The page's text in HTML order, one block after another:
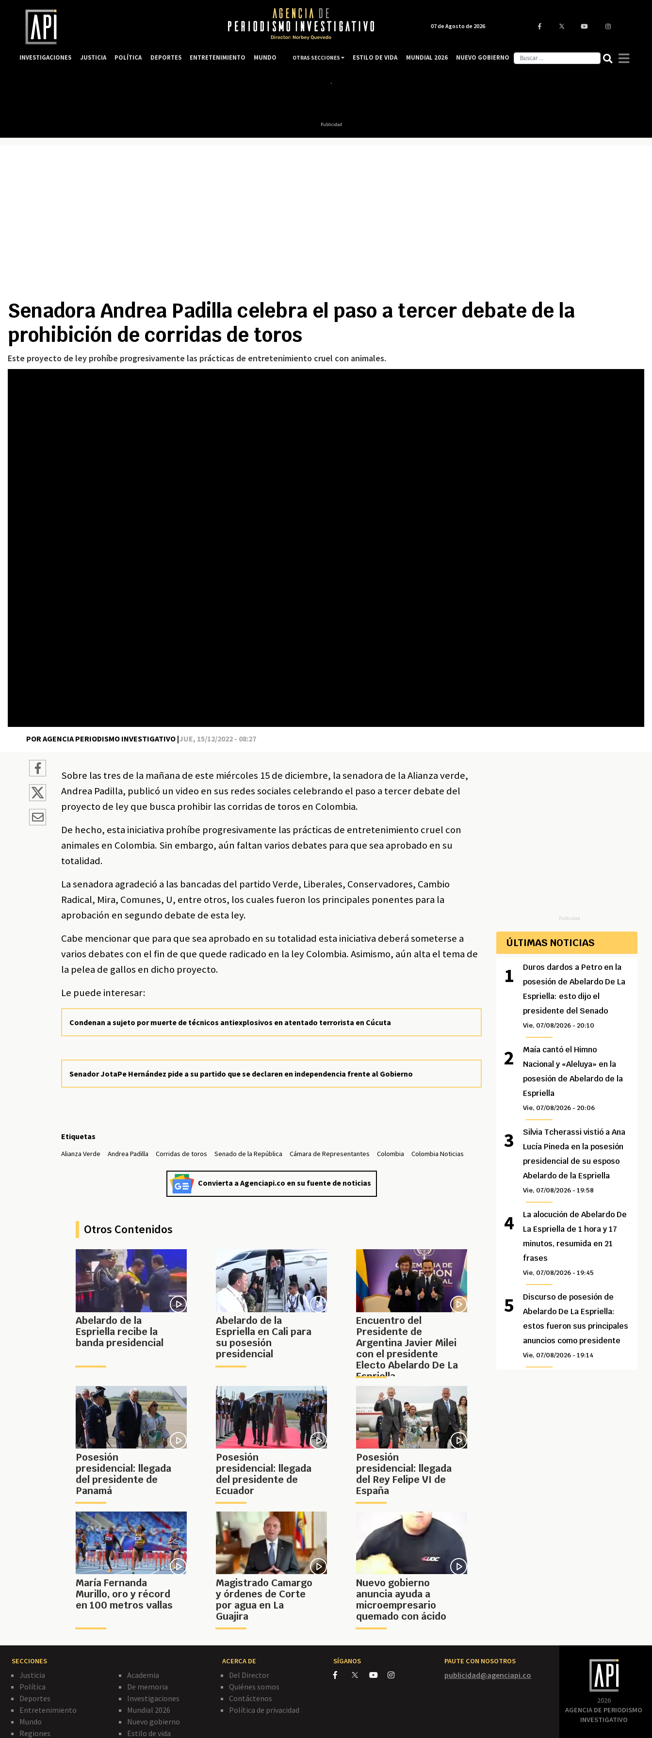
Publicidad
Senadora Andrea Padilla celebra el paso a tercer debate de la
prohibición de corridas de toros
Este proyecto de ley prohíbe progresivamente las prácticas de entretenimiento cruel con animales.
POR AGENCIA PERIODISMO INVESTIGATIVO |JUE, 15/12/2022 - 08:27
Sobre las tres de la mañana de este miércoles 15 de diciembre, la senadora de la Alianza verde,
Andrea Padilla, publicó un video en sus redes sociales celebrando el paso a tercer debate del
proyecto de ley que busca prohibir las corridas de toros en Colombia.
De hecho, esta iniciativa prohíbe progresivamente las prácticas de entretenimiento cruel con
animales en Colombia. Sin embargo, aún faltan varios debates para que sea aprobado en su
totalidad.
La senadora agradeció a las bancadas del partido Verde, Liberales, Conservadores, Cambio
Radical, Mira, Comunes, U, entre otros, los cuales fueron los principales ponentes para la
aprobación en segundo debate de esta ley.
Cabe mencionar que para que sea aprobado en su totalidad esta iniciativa deberá someterse a
varios debates con el fin de que quede radicado en la ley Colombia. Asimismo, aún alta el tema de
la pelea de gallos en dicho proyecto.
Le puede interesar:
Condenan a sujeto por muerte de técnicos antiexplosivos en atentado terrorista en Cúcuta
Senador JotaPe Hernández pide a su partido que se declaren en independencia frente al Gobierno
Etiquetas
Alianza Verde Andrea Padilla Corridas de toros Senado de la República Cámara de Representantes Colombia Colombia Noticias
Convierta a Agenciapi.co en su fuente de noticias
Otros Contenidos
Abelardo de la
Espriella recibe la
banda presidencial
Abelardo de la
Espriella en Cali para
su posesión
presidencial
Encuentro del
Presidente de
Argentina Javier Milei
con el presidente
Electo Abelardo De La
Espriella
Posesión
presidencial: llegada
del presidente de
Panamá
Posesión
presidencial: llegada
del presidente de
Ecuador
Posesión
presidencial: llegada
del Rey Felipe VI de
España
María Fernanda
Murillo, oro y récord
en 100 metros vallas
Magistrado Camargo
y órdenes de Corte
por agua en La
Guajira
Nuevo gobierno
anuncia ayuda a
microempresario
quemado con ácido
Publicidad
ÚLTIMAS NOTICIAS
Duros dardos a Petro en la
posesión de Abelardo De La
Espriella: esto dijo el
presidente del Senado
Vie, 07/08/2026 - 20:10
Maía cantó el Himno
Nacional y «Aleluya» en la
posesión de Abelardo de la
Espriella
Vie, 07/08/2026 - 20:06
Silvia Tcherassi vistió a Ana
Lucía Pineda en la posesión
presidencial de su esposo
Abelardo de la Espriella
Vie, 07/08/2026 - 19:58
La alocución de Abelardo De
La Espriella de 1 hora y 17
minutos, resumida en 21
frases
Vie, 07/08/2026 - 19:45
Discurso de posesión de
Abelardo De La Espriella:
estos fueron sus principales
anuncios como presidente
Vie, 07/08/2026 - 19:14
SECCIONES
Justicia
Política
Deportes
Entretenimiento
Mundo
Regiones
Academia
De memoria
Investigaciones
Mundial 2026
Nuevo gobierno
Estilo de vida
ACERCA DE
Del Director
Quiénes somos
Contáctenos
Política de privacidad
SÍGANOS PAUTE CON NOSOTROS
publicidad@agenciapi.co
2026
AGENCIA DE PERIODISMO
INVESTIGATIVO
07 de Agosto de 2026
INVESTIGACIONES JUSTICIA POLÍTICA DEPORTES ENTRETENIMIENTO MUNDO OTRAS SECCIONES ESTILO DE VIDA MUNDIAL 2026 NUEVO GOBIERNO